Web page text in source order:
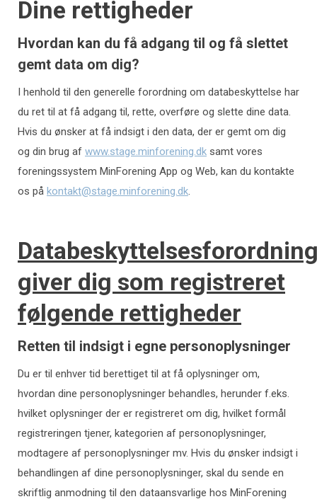
Dine rettigheder
Hvordan kan du få adgang til og få slettet
gemt data om dig?
I henhold til den generelle forordning om databeskyttelse har
du ret til at få adgang til, rette, overføre og slette dine data.
Hvis du ønsker at få indsigt i den data, der er gemt om dig
og din brug af www.stage.minforening.dk samt vores
foreningssystem MinForening App og Web, kan du kontakte
os på kontakt@stage.minforening.dk.
giver dig som registreret
følgende rettigheder
Retten til indsigt i egne personoplysninger
Du er til enhver tid berettiget til at få oplysninger om,
hvordan dine personoplysninger behandles, herunder f.eks.
hvilket oplysninger der er registreret om dig, hvilket formål
registreringen tjener, kategorien af personoplysninger,
modtagere af personoplysninger mv. Hvis du ønsker indsigt i
behandlingen af dine personoplysninger, skal du sende en
skriftlig anmodning til den dataansvarlige hos MinForening